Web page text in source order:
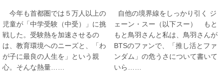
今年も首都圏では５万人以上の
児童が「中学受験（中受）」に挑
戦した。受験熱を加速させるの
は、教育環境へのニーズと、「わ
が子に最良の人生を」という親
心。そんな熱量……
自他の境界線をしっかり引く ジ
ェーン・スー（以下スー） もと
もと鳥羽さんと私は、鳥羽さんが
BTSのファンで、「推し活とファ
ンダム」の危うさについて書いて
いら……